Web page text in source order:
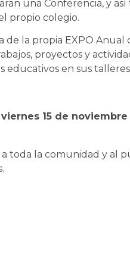
una Conferencia, y
propio colegio.
de la propia EXPO Anual
proyectos y
educativos en sus
15 de noviembre
toda la comunidad y al